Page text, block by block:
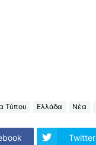
Τύπου Ελλάδα Νέα
Twitter